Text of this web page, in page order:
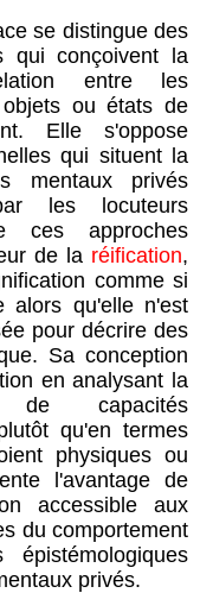
se distingue des
qui conçoivent la
entre les
ou états de
Elle s'oppose
qui situent la
mentaux privés
les locuteurs
ces approches
de la réification,
comme si
alors qu'elle n'est
pour décrire des
Sa conception
en analysant la
de capacités
qu'en termes
physiques ou
l'avantage de
accessible aux
du comportement
privés.